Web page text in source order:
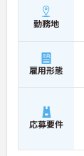
勤務地
雇用形態
応募要件